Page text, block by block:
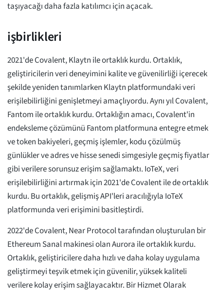
taşıyacağı daha fazla katılımcı için açacak.
işbirlikleri
2021'de Covalent, Klaytn ile ortaklık kurdu. Ortaklık,
geliştiricilerin veri deneyimini kalite ve güvenilirliği içerecek
şekilde yeniden tanımlarken Klaytn platformundaki veri
erişilebilirliğini genişletmeyi amaçlıyordu. Aynı yıl Covalent,
Fantom ile ortaklık kurdu. Ortaklığın amacı, Covalent'in
endeksleme çözümünü Fantom platformuna entegre etmek
ve token bakiyeleri, geçmiş işlemler, kodu çözülmüş
günlükler ve adres ve hisse senedi simgesiyle geçmiş fiyatlar
gibi verilere sorunsuz erişim sağlamaktı. IoTeX, veri
erişilebilirliğini artırmak için 2021'de Covalent ile de ortaklık
kurdu. Bu ortaklık, gelişmiş API'leri aracılığıyla IoTeX
platformunda veri erişimini basitleştirdi.
2022'de Covalent, Near Protocol tarafından oluşturulan bir
Ethereum Sanal makinesi olan Aurora ile ortaklık kurdu.
Ortaklık, geliştiricilere daha hızlı ve daha kolay uygulama
geliştirmeyi teşvik etmek için güvenilir, yüksek kaliteli
verilere kolay erişim sağlayacaktır. Bir Hizmet Olarak